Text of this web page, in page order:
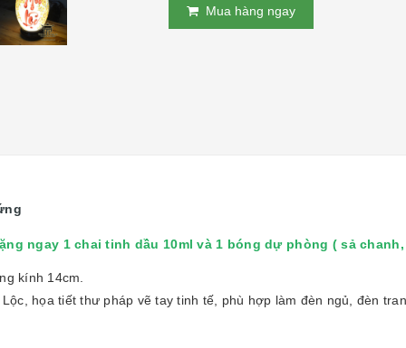
Mua hàng ngay
ngay 1 chai tinh dầu 10ml và 1 bóng dự phòng ( sả
kính 14cm.
họa tiết thư pháp vẽ tay tinh tế, phù hợp làm đèn ngủ, đèn